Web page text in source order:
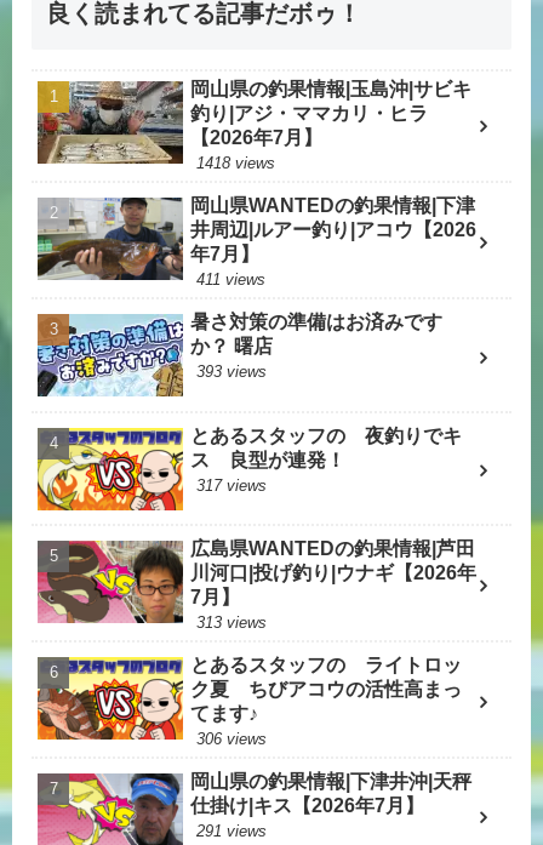
良く読まれてる記事だボゥ！
岡山県の釣果情報|玉島沖|サビキ
釣り|アジ・ママカリ・ヒラ
【2026年7月】
1418 views
岡山県WANTEDの釣果情報|下津
井周辺|ルアー釣り|アコウ【2026
年7月】
411 views
暑さ対策の準備はお済みです
か？ 曙店
393 views
とあるスタッフの 夜釣りでキ
ス 良型が連発！
317 views
広島県WANTEDの釣果情報|芦田
川河口|投げ釣り|ウナギ【2026年
7月】
313 views
とあるスタッフの ライトロッ
ク夏 ちびアコウの活性高まっ
てます♪
306 views
岡山県の釣果情報|下津井沖|天秤
仕掛け|キス【2026年7月】
291 views